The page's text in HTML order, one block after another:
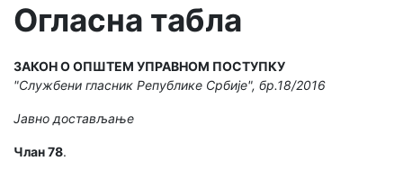
Огласна табла
ЗАКОН О ОПШТЕМ УПРАВНОМ ПОСТУПКУ
"Службени гласник Републике Србије", бр.18/2016
Јавно достављање
Члан 78.